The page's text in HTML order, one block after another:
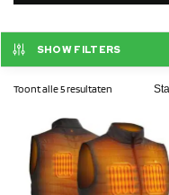
SHOW FILTERS
Toont alle 5 resultaten